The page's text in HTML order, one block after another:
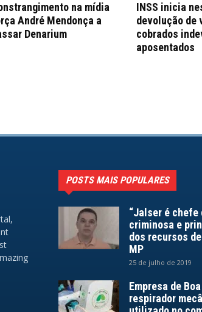
na mídia
André Mendonça a
Denarium
INSS inicia
devolução de
cobrados
aposentados
POSTS MAIS POPULARES
“Jalser é chefe
criminosa e
dos recursos
MP
25 de julho de 2019
Empresa de
respirador